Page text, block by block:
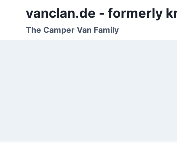
springen
vanclan.de - formerly
The Camper Van Family